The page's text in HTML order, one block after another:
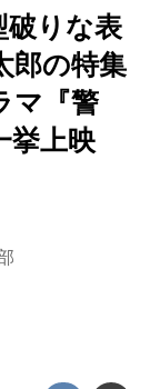
破りな表
郎の特集
マ『警
挙上映